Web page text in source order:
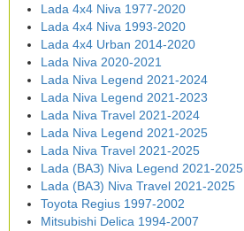
Lada 4x4 Niva 1977-2020
Lada 4x4 Niva 1993-2020
Lada 4x4 Urban 2014-2020
Lada Niva 2020-2021
Lada Niva Legend 2021-2024
Lada Niva Legend 2021-2023
Lada Niva Travel 2021-2024
Lada Niva Legend 2021-2025
Lada Niva Travel 2021-2025
Lada (ВАЗ) Niva Legend 2021-2025
Lada (ВАЗ) Niva Travel 2021-2025
Toyota Regius 1997-2002
Mitsubishi Delica 1994-2007